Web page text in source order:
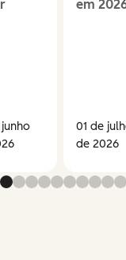
junho
em
01 de
de 2026